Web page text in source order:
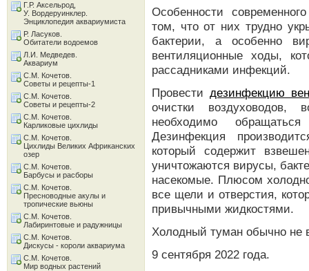
Особенности
том, что от них трудно
бактерии, а особенно
вентиляционные ходы,
рассадниками инфекций.
Провести дезинфекцию
очистки воздуховодов,
необходимо
Дезинфекция
который содержит
уничтожаются вирусы,
насекомые. Плюсом
все щели и отверстия,
привычными жидкостями.
Холодный туман обычно не
9 сентября 2022 года.
Г.Р. Аксельрод,
У. Вордеруинклер.
Энциклопедия аквариумиста
Р. Ласуков.
Обитатели водоемов
Л.И. Медведев.
Аквариум
С.М. Кочетов.
Советы и рецепты-1
С.М. Кочетов.
Советы и рецепты-2
С.М. Кочетов.
Карликовые цихлиды
С.М. Кочетов.
Цихлиды Великих Африканских
озер
С.М. Кочетов.
Барбусы и расборы
С.М. Кочетов.
Пресноводные акулы и
тропические вьюны
С.М. Кочетов.
Лабиринтовые и радужницы
С.М. Кочетов.
Дискусы - короли аквариума
С.М. Кочетов.
Мир водных растений